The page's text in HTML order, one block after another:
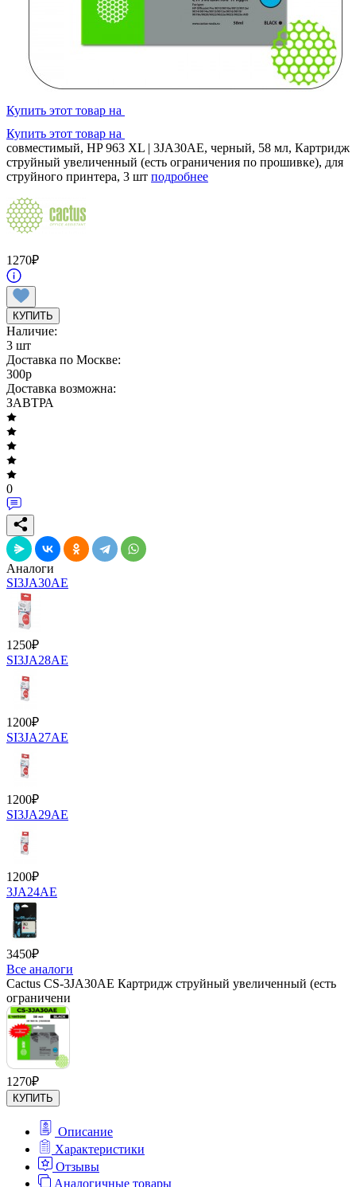
Купить этот товар на
Купить этот товар на
совместимый, HP 963 XL | 3JA30AE, черный, 58 мл, Картридж
струйный увеличенный (есть ограничения по прошивке), для
струйного принтера, 3 шт подробнее
1270₽
КУПИТЬ
Наличие:
3 шт
Доставка по Москве:
300p
Доставка возможна:
ЗАВТРА
0
Аналоги
SI3JA30AE
1250₽
SI3JA28AE
1200₽
SI3JA27AE
1200₽
SI3JA29AE
1200₽
3JA24AE
3450₽
Все аналоги
Cactus CS-3JA30AE Картридж струйный увеличенный (есть
ограничени
1270₽
КУПИТЬ
Описание
Характеристики
Отзывы
Аналогичные товары